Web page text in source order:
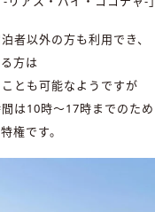
者以外の方も利用でき、
方は
とも可能なようですが
は10時〜17時までのため
権です。